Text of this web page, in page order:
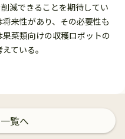
減できることを期待してい
来性があり、その必要性も
菜類向けの収穫ロボットの
ている。
覧へ